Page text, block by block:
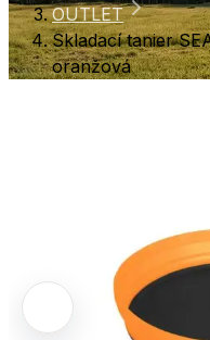
OUTLET
Skladací tanier
oranžová